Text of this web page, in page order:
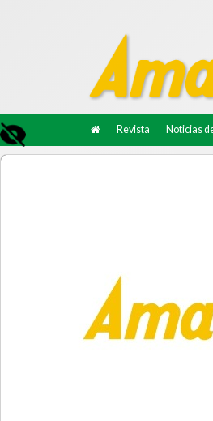
Revista Noticias
14/11/2023.
Tierra de